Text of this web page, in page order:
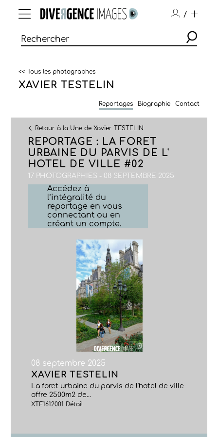
/
<< Tous les photographes
XAVIER TESTELIN
Reportages Biographie Contact
Retour à la Une de Xavier TESTELIN
REPORTAGE : LA FORET
URBAINE DU PARVIS DE L'
HOTEL DE VILLE #02
17 PHOTOGRAPHIES - 08 SEPTEMBRE 2025
Accédez à
l’intégralité du
reportage en vous
connectant ou en
créant un compte.
08 septembre 2025
XAVIER TESTELIN
La foret urbaine du parvis de l'hotel de ville
offre 2500m2 de...
XTE1612001 Détail